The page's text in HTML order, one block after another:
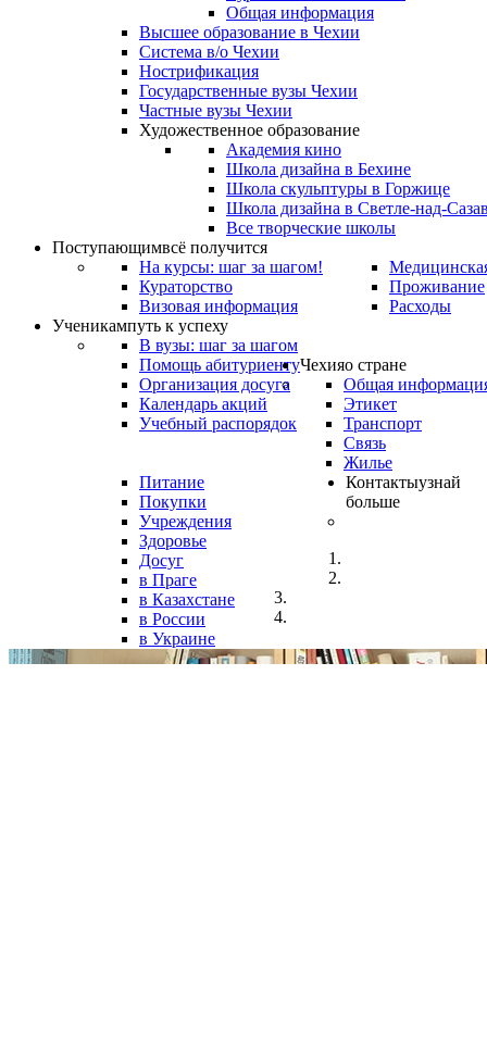
Общая информация
Высшее образование в Чехии
Система в/о Чехии
Нострификация
Государственные вузы Чехии
Частные вузы Чехии
Художественное образование
Академия кино
Школа дизайна в Бехине
Школа скульптуры в Горжице
Школа дизайна в Светле-над-
Все творческие школы
Поступающимвсё получится
На курсы: шаг за шагом!
Кураторство
Визовая информация
Проживание
Расходы
Ученикампуть к успеху
В вузы: шаг за шагом
Помощь абитуриенту
Организация досуга
Календарь акций
Учебный распорядок
Чехияо стране
Общая
Этикет
Транспорт
Связь
Жилье
Питание
Покупки
Учреждения
Здоровье
Досуг
Контактыузнай
больше
в Праге
в Казахстане
в России
в Украине